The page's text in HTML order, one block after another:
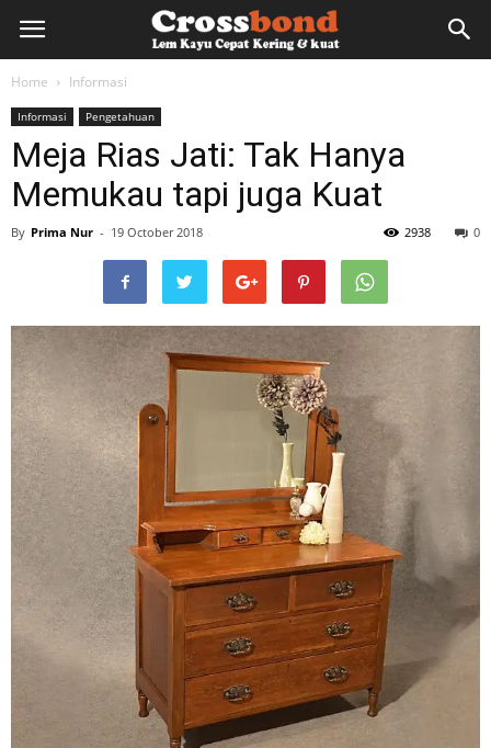
lemkayu.net
HPL,
Kertas,
Vinyl
Home Informasi
Informasi Pengetahuan
Meja Rias Jati: Tak Hanya
Memukau tapi juga Kuat
By Prima Nur - 19 October 2018 0
2938